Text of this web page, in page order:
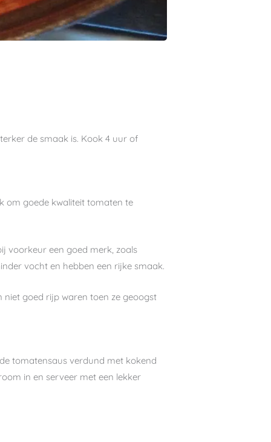
de smaak is. Kook 4 uur of
om goede kwaliteit tomaten te
voorkeur een goed merk, zoals
vocht en hebben een rijke smaak.
goed rijp waren toen ze geoogst
tomatensaus verdund met kokend
in en serveer met een lekker